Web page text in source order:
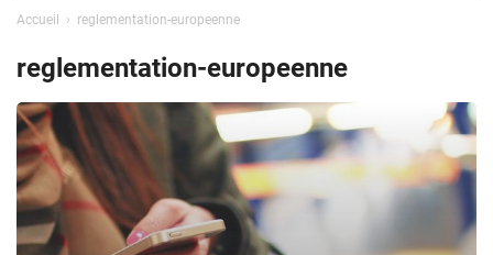
Accueil reglementation-europeenne
reglementation-europeenne